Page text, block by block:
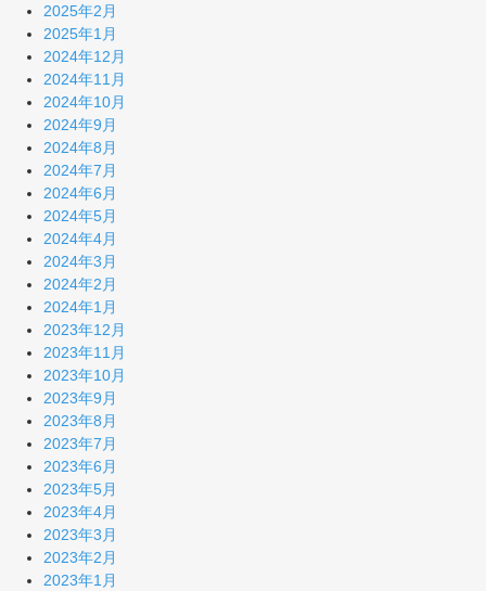
2025年2月
2025年1月
2024年12月
2024年11月
2024年10月
2024年9月
2024年8月
2024年7月
2024年6月
2024年5月
2024年4月
2024年3月
2024年2月
2024年1月
2023年12月
2023年11月
2023年10月
2023年9月
2023年8月
2023年7月
2023年6月
2023年5月
2023年4月
2023年3月
2023年2月
2023年1月